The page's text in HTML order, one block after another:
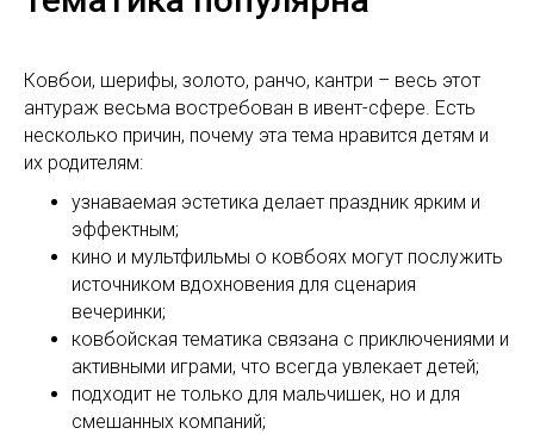
Ковбои, шерифы, золото, ранчо, кантри – весь этот
антураж весьма востребован в ивент-сфере. Есть
несколько причин, почему эта тема нравится детям и
их родителям:
узнаваемая эстетика делает праздник ярким и
эффектным;
кино и мультфильмы о ковбоях могут послужить
источником вдохновения для сценария
вечеринки;
ковбойская тематика связана с приключениями и
активными играми, что всегда увлекает детей;
подходит не только для мальчишек, но и для
смешанных компаний;